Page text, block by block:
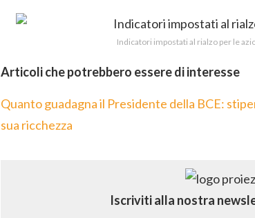
Indicatori impostati al rialzo per le
Articoli che potrebbero essere di interesse
Quanto guadagna il Presidente della BCE:
sua ricchezza
Iscriviti alla nostra